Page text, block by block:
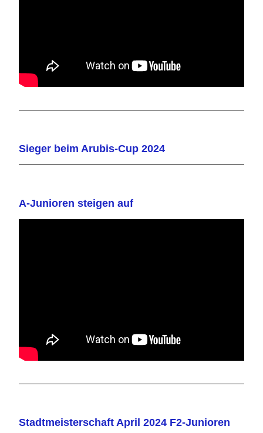
Sieger beim Arubis-Cup 2024
A-Junioren steigen auf
Stadtmeisterschaft April 2024 F2-Junioren